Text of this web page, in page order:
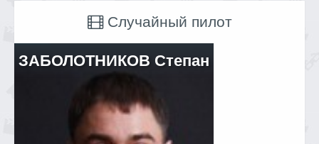
Случайный пилот
ЗАБОЛОТНИКОВ Степан